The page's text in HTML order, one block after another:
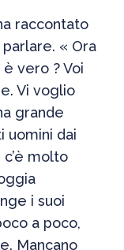
raccontato
« Ora
vero ? Voi
Vi voglio
grande
uomini dai
molto
i suoi
a poco,
Mancano